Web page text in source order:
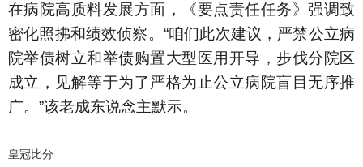
在病院高质料发展方面，《要点责任任务》强调致
密化照拂和绩效侦察。“咱们此次建议，严禁公立病
院举债树立和举债购置大型医用开导，步伐分院区
成立，见解等于为了严格为止公立病院盲目无序推
广。”该老成东说念主默示。
皇冠比分